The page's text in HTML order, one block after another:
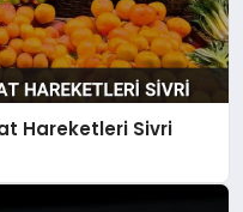
Hareketleri Sivri